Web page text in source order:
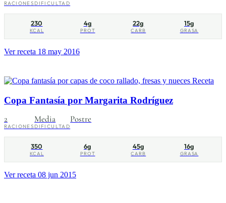
RACIONES DIFICULTAD
230
KCAL
4g
PROT
22g
CARB
15g
GRASA
Ver receta 18 may 2016
Receta
Copa Fantasía por Margarita Rodríguez
2
RACIONES
Media
DIFICULTAD
Postre
350
KCAL
6g
PROT
45g
CARB
16g
GRASA
Ver receta 08 jun 2015